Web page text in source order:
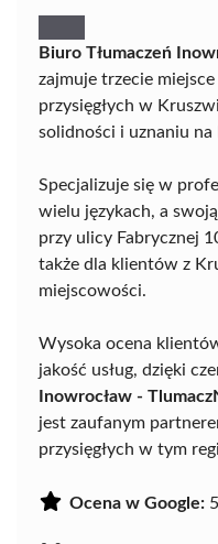
Biuro Tłumaczeń
zajmuje trzecie
przysięgłych w
solidności i uznaniu
Specjalizuje się w
wielu językach, a
przy ulicy Fabrycznej
także dla klientów z
miejscowości.
Wysoka ocena
jakość usług, dzięki
Inowrocław -
jest zaufanym
przysięgłych w tym
Ocena w Google: 5